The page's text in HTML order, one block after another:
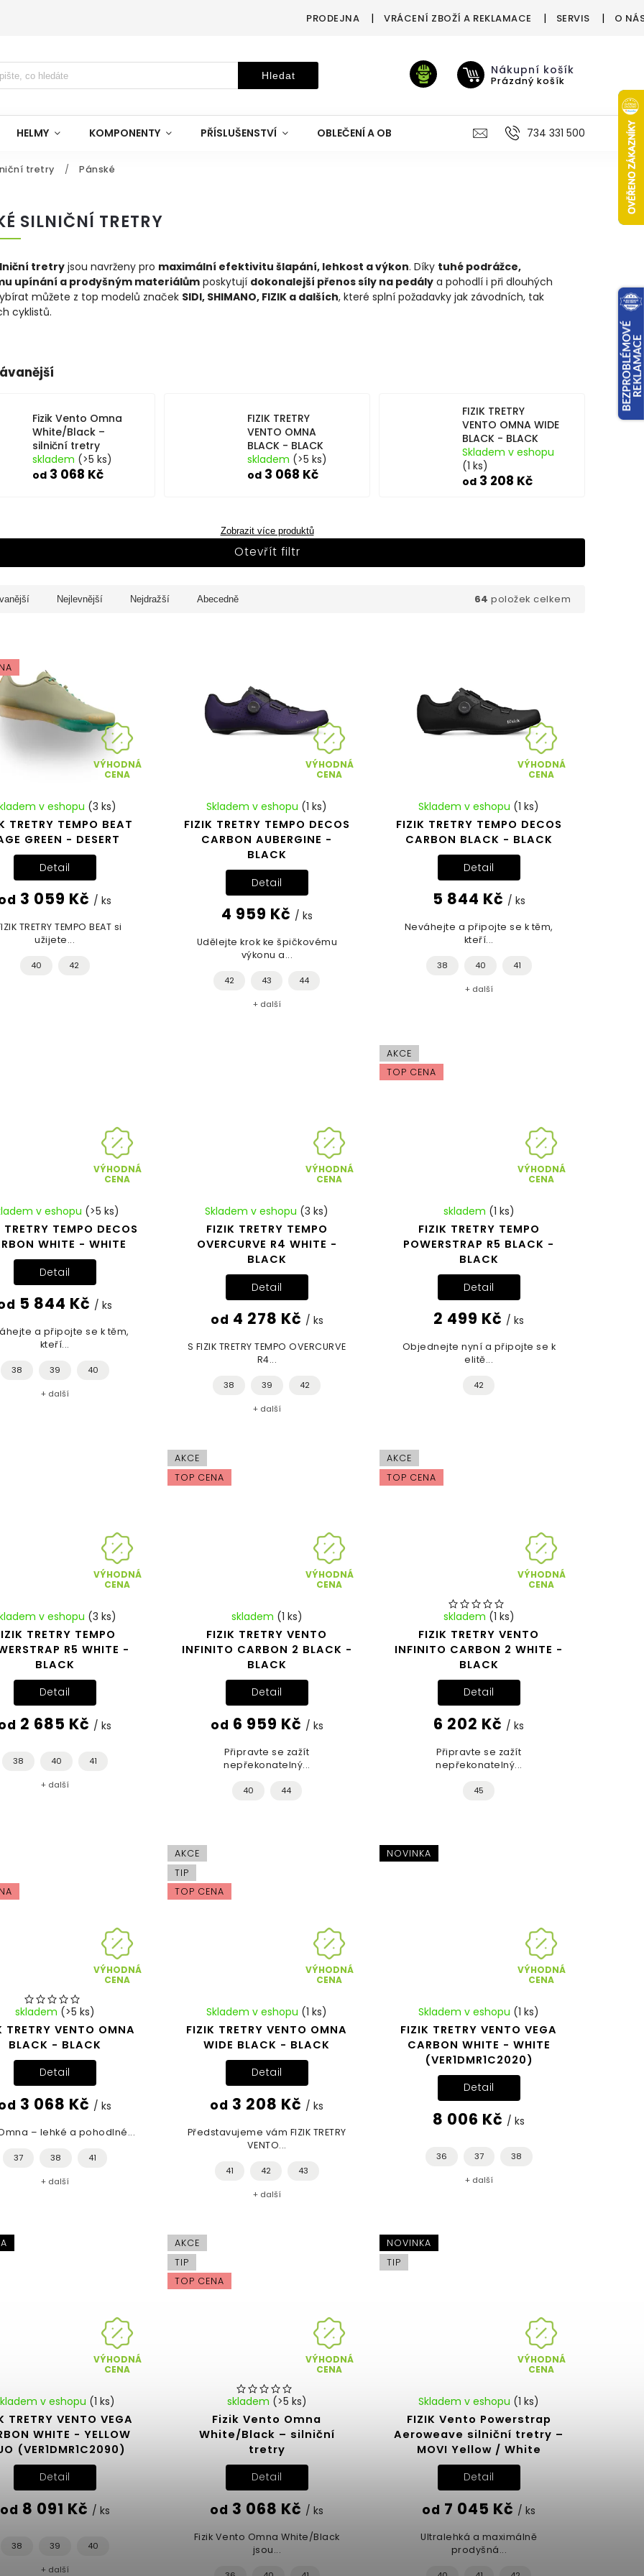
PRODEJNA VRÁCENÍ ZBOŽÍ A REKLAMACE SERVIS O
Hledat Nákupní košík
Prázdný košík
HELMY KOMPONENTY PŘÍSLUŠENSTVÍ OBLEČENÍ A OBUV VÝŽIVA VÝPRODEJ %
734 331 500
tretry / Pánské
SILNIČNÍ TRETRY
tretry jsou navrženy pro maximální efektivitu šlapání, lehkost a výkon. Díky tuhé podrážce,
upínání a prodyšným materiálům poskytují dokonalejší přenos síly na pedály a pohodlí i při dlouhých
můžete z top modelů značek SIDI, SHIMANO, FIZIK a dalších, které splní požadavky jak závodních, tak
cyklistů.
Fizik Vento Omna
White/Black –
silniční tretry
skladem (>5 ks)
od 3 068 Kč
FIZIK TRETRY
VENTO OMNA
BLACK - BLACK
skladem (>5 ks)
od3 068 Kč
FIZIK TRETRY
VENTO OMNA WIDE
BLACK - BLACK
Skladem v eshopu
(1 ks)
od3 208 Kč
Zobrazit více produktů
Otevřít filtr
Nejlevnější Nejdražší Abecedně 64 položek celkem
VÝHODNÁ
CENA
TRETRY TEMPO BEAT
GREEN - DESERT
v eshopu (3 ks)
3 059 Kč / ks
Detail
TRETRY TEMPO BEAT si
užijete...
40 42
VÝHODNÁ
CENA
FIZIK TRETRY TEMPO DECOS
CARBON AUBERGINE -
BLACK
Skladem v eshopu (1 ks)
4 959 Kč / ks
Detail
Udělejte krok ke špičkovému
výkonu a...
42 43 44
+ další
VÝHODNÁ
CENA
FIZIK TRETRY TEMPO DECOS
CARBON BLACK - BLACK
Skladem v eshopu (1 ks)
5 844 Kč / ks
Detail
Neváhejte a připojte se k těm,
kteří...
38 40 41
+ další
VÝHODNÁ
CENA
TRETRY TEMPO DECOS
WHITE - WHITE
v eshopu (>5 ks)
5 844 Kč / ks
Detail
a připojte se k těm,
kteří...
38 39 40
+ další
VÝHODNÁ
CENA
FIZIK TRETRY TEMPO
OVERCURVE R4 WHITE -
BLACK
Skladem v eshopu (3 ks)
od 4 278 Kč / ks
Detail
S FIZIK TRETRY TEMPO OVERCURVE
R4...
38 39 42
+ další
AKCE
TOP CENA
VÝHODNÁ
CENA
FIZIK TRETRY TEMPO
POWERSTRAP R5 BLACK -
BLACK
skladem (1 ks)
2 499 Kč / ks
Detail
Objednejte nyní a připojte se k
elitě...
42
VÝHODNÁ
CENA
TRETRY TEMPO
R5 WHITE -
BLACK
v eshopu (3 ks)
2 685 Kč / ks
Detail
38 40 41
+ další
AKCE
TOP CENA
VÝHODNÁ
CENA
FIZIK TRETRY VENTO
INFINITO CARBON 2 BLACK -
BLACK
skladem (1 ks)
od 6 959 Kč / ks
Detail
Připravte se zažít
nepřekonatelný...
40 44
AKCE
TOP CENA
VÝHODNÁ
CENA
FIZIK TRETRY VENTO
INFINITO CARBON 2 WHITE -
BLACK
skladem (1 ks)
6 202 Kč / ks
Detail
Připravte se zažít
nepřekonatelný...
45
VÝHODNÁ
CENA
TRETRY VENTO OMNA
BLACK - BLACK
skladem (>5 ks)
3 068 Kč / ks
Detail
Omna – lehké a pohodlné...
37 38 41
+ další
AKCE
TIP
TOP CENA
VÝHODNÁ
CENA
FIZIK TRETRY VENTO OMNA
WIDE BLACK - BLACK
Skladem v eshopu (1 ks)
od 3 208 Kč / ks
Detail
Představujeme vám FIZIK TRETRY
VENTO...
41 42 43
+ další
NOVINKA
VÝHODNÁ
CENA
FIZIK TRETRY VENTO VEGA
CARBON WHITE - WHITE
(VER1DMR1C2020)
Skladem v eshopu (1 ks)
8 006 Kč / ks
Detail
36 37 38
+ další
VÝHODNÁ
CENA
TRETRY VENTO VEGA
WHITE - YELLOW
(VER1DMR1C2090)
v eshopu (1 ks)
od 8 091 Kč / ks
Detail
38 39 40
+ další
AKCE
TIP
TOP CENA
VÝHODNÁ
CENA
Fizik Vento Omna
White/Black – silniční
tretry
skladem (>5 ks)
od 3 068 Kč / ks
Detail
Fizik Vento Omna White/Black
jsou...
NOVINKA
TIP
VÝHODNÁ
CENA
FIZIK Vento Powerstrap
Aeroweave silniční tretry –
MOVI Yellow / White
Skladem v eshopu (1 ks)
od 7 045 Kč / ks
Detail
Ultralehká a maximálně
prodyšná...